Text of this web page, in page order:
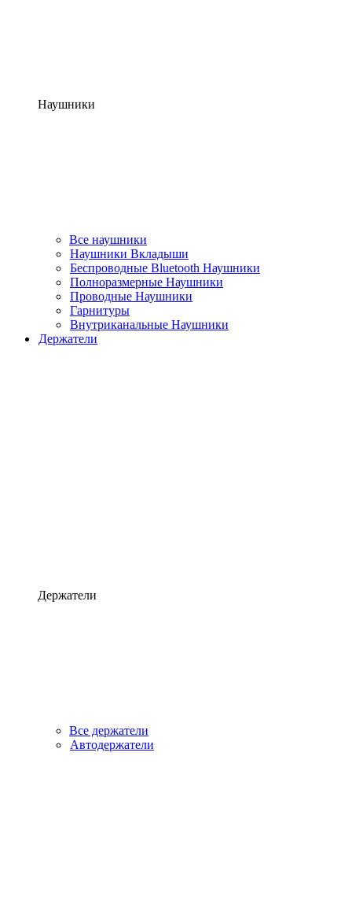
Наушники
Все наушники
Наушники Вкладыши
Беспроводные Bluetooth Наушники
Полноразмерные Наушники
Проводные Наушники
Гарнитуры
Внутриканальные Наушники
Держатели
Держатели
Все держатели
Автодержатели